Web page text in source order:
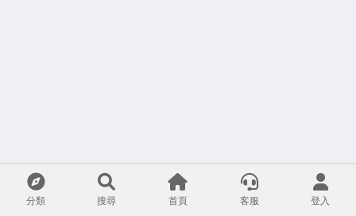
分類 搜尋 首頁 客服 登入